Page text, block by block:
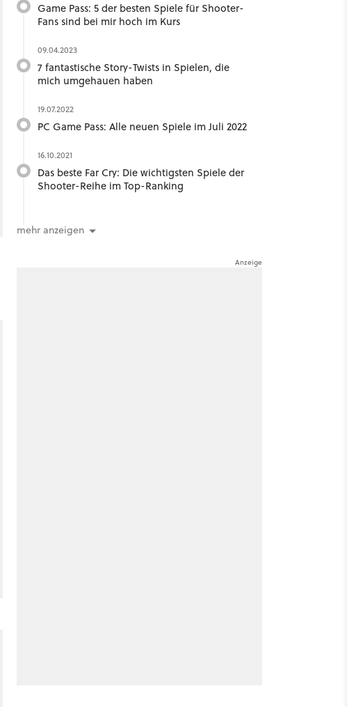
Game Pass: 5 der besten Spiele für Shooter-
Fans sind bei mir hoch im Kurs
09.04.2023
7 fantastische Story-Twists in Spielen, die
mich umgehauen haben
19.07.2022
PC Game Pass: Alle neuen Spiele im Juli 2022
16.10.2021
Das beste Far Cry: Die wichtigsten Spiele der
Shooter-Reihe im Top-Ranking
mehr anzeigen